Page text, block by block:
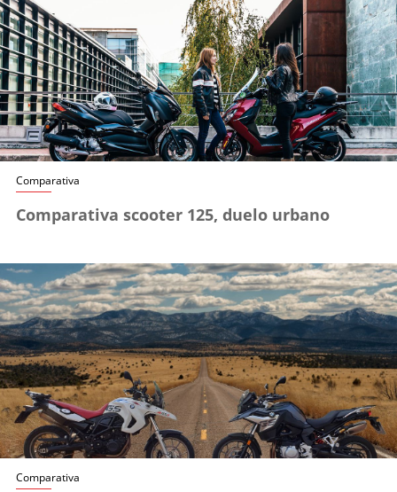
Comparativa
Comparativa scooter 125, duelo urbano
Comparativa